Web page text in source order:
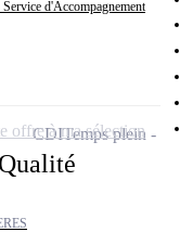
d'Accompagnement
CDITemps plein
offre à ma sélection